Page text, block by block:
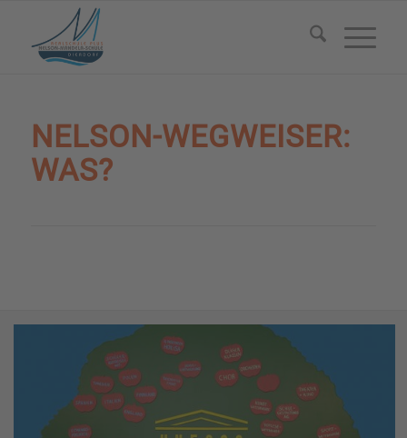
NELSON-WEGWEISER:
WAS?